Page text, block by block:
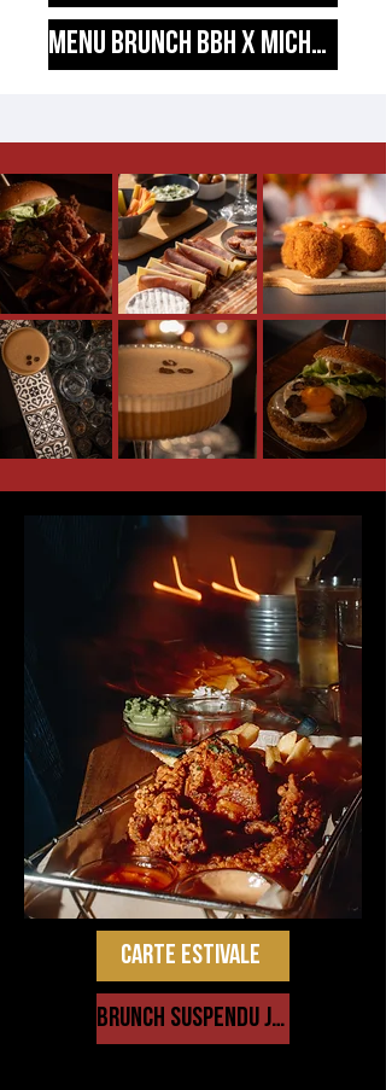
MENU BRUNCH BBH x MICHELA
Carte estivale
Brunch suspendu jusqu'à septembre